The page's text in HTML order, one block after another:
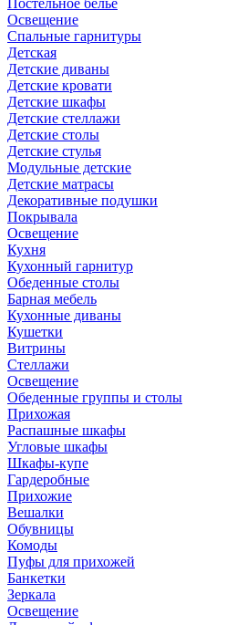
Постельное белье
Освещение
Спальные гарнитуры
Детская
Детские диваны
Детские кровати
Детские шкафы
Детские стеллажи
Детские столы
Детские стулья
Модульные детские
Детские матрасы
Декоративные подушки
Покрывала
Освещение
Кухня
Кухонный гарнитур
Обеденные столы
Барная мебель
Кухонные диваны
Кушетки
Витрины
Стеллажи
Освещение
Обеденные группы и столы
Прихожая
Распашные шкафы
Угловые шкафы
Шкафы-купе
Гардеробные
Прихожие
Вешалки
Обувницы
Комоды
Пуфы для прихожей
Банкетки
Зеркала
Освещение